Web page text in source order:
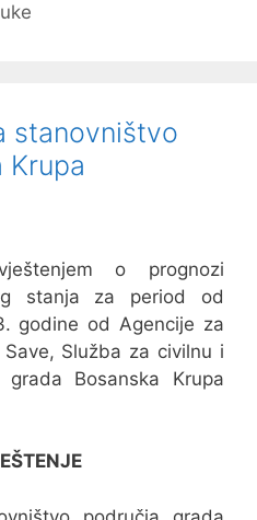
stanovništvo
Krupa
o prognozi
stanja za period od
godine od Agencije za
Služba za civilnu i
Bosanska Krupa